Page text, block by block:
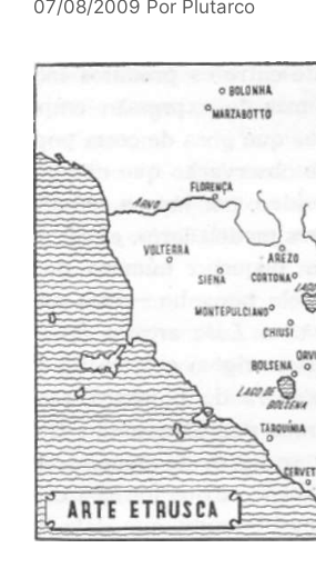
07/08/2009 Por Plutarco